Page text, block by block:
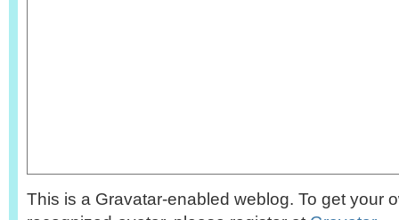
This is a Gravatar-enabled weblog. To get your